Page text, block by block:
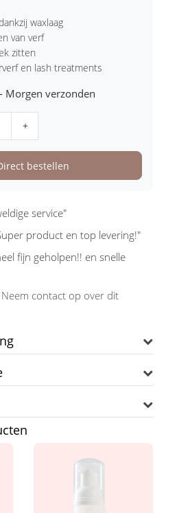
waxlaag
van verf
zitten
en lash treatments
Morgen verzonden
+
bestellen
service"
product en top levering!"
fijn geholpen!! en snelle
Neem contact op over dit